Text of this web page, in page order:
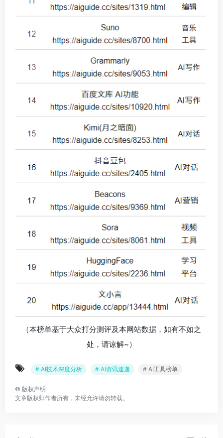
（本榜单基于大众打分测评及本网站数据，如有不如之
处，请谅解~）
# AI技术深度分析 # AI资讯速递 # AI工具榜单
© 版权声明
文章版权归作者所有，未经允许请勿转载。